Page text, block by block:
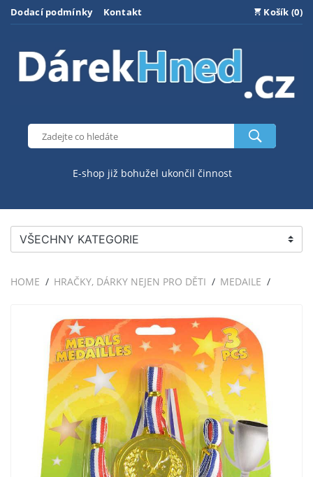
Dodací podmínky Kontakt Košík (0)
E-shop již bohužel ukončil činnost
VŠECHNY KATEGORIE
HOME HRAČKY, DÁRKY NEJEN PRO DĚTI MEDAILE